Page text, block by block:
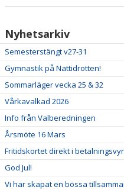
KONTAKT
PRISER & TERMINSTIDER
FÖRENINGSKOLLEKTION
HYRA KGF-LOKALEN
SPONSORER
FRITIDSKORTET
Nyhetsarkiv
Semesterstängt v27-31
Gymnastik på Nattidrotten!
Sommarläger vecka 25 & 32
Vårkavalkad 2026
Info från Valberedningen
Årsmöte 16 Mars
Fritidskortet direkt i
God Jul!
Vi har skapat en bössa